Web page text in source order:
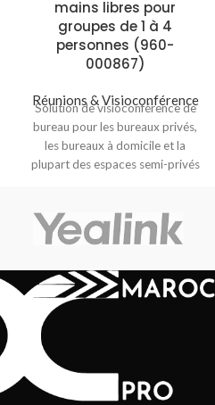
mains libres pour
groupes de 1 à 4
personnes (960-
000867)
Réunions & Visioconférence
Solution de visioconférence de
bureau pour les bureaux privés,
les bureaux à domicile et la
plupart des espaces semi-privés